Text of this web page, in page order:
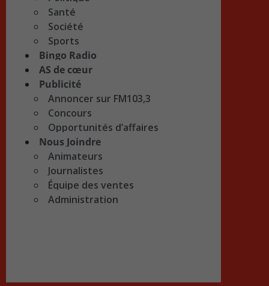
Santé
Société
Sports
Bingo Radio
AS de cœur
Publicité
Annoncer sur FM103,3
Concours
Opportunités d’affaires
Nous Joindre
Animateurs
Journalistes
Équipe des ventes
Administration